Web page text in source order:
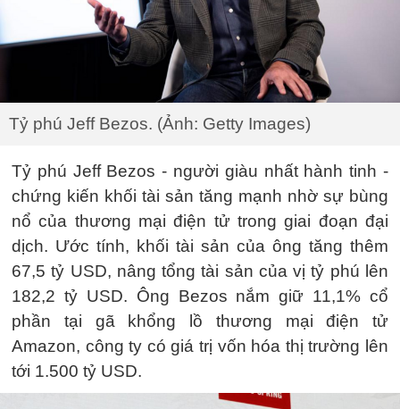
Tỷ phú Jeff Bezos. (Ảnh: Getty Images)
Tỷ phú Jeff Bezos - người giàu nhất hành tinh -
chứng kiến khối tài sản tăng mạnh nhờ sự bùng
nổ của thương mại điện tử trong giai đoạn đại
dịch. Ước tính, khối tài sản của ông tăng thêm
67,5 tỷ USD, nâng tổng tài sản của vị tỷ phú lên
182,2 tỷ USD. Ông Bezos nắm giữ 11,1% cổ
phần tại gã khổng lồ thương mại điện tử
Amazon, công ty có giá trị vốn hóa thị trường lên
tới 1.500 tỷ USD.